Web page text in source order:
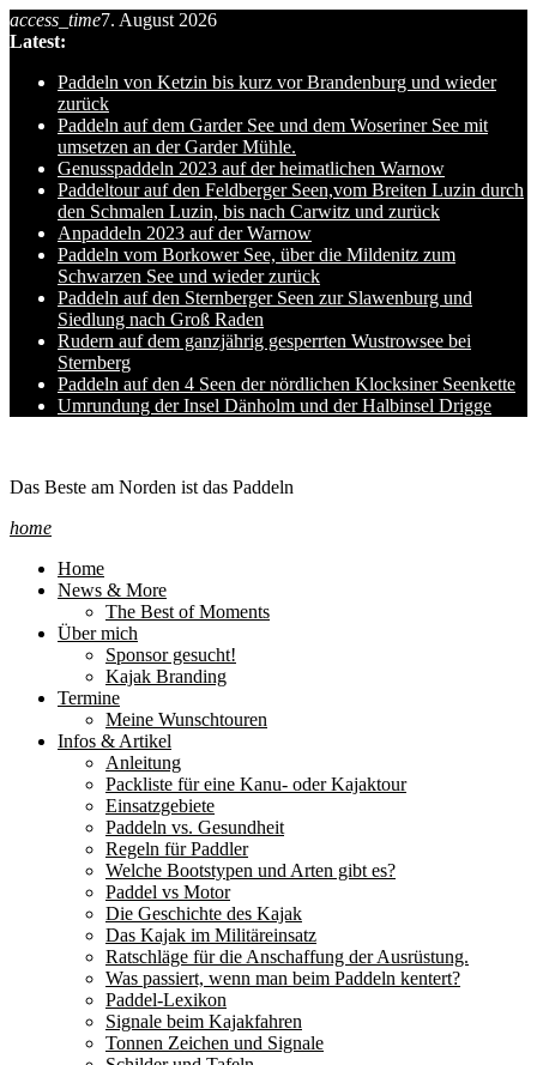
Skip
to
content
access_time7. August 2026
Latest:
Paddeln von Ketzin bis kurz vor Brandenburg und wieder
zurück
Paddeln auf dem Garder See und dem Woseriner See mit
umsetzen an der Garder Mühle.
Genusspaddeln 2023 auf der heimatlichen Warnow
Paddeltour auf den Feldberger Seen,vom Breiten Luzin durch
den Schmalen Luzin, bis nach Carwitz und zurück
Anpaddeln 2023 auf der Warnow
Paddeln vom Borkower See, über die Mildenitz zum
Schwarzen See und wieder zurück
Paddeln auf den Sternberger Seen zur Slawenburg und
Siedlung nach Groß Raden
Rudern auf dem ganzjährig gesperrten Wustrowsee bei
Sternberg
Paddeln auf den 4 Seen der nördlichen Klocksiner Seenkette
Umrundung der Insel Dänholm und der Halbinsel Drigge
Das Beste am Norden ist das Paddeln
home
Home
News & More
The Best of Moments
Über mich
Sponsor gesucht!
Kajak Branding
Termine
Meine Wunschtouren
Infos & Artikel
Anleitung
Packliste für eine Kanu- oder Kajaktour
Einsatzgebiete
Paddeln vs. Gesundheit
Regeln für Paddler
Welche Bootstypen und Arten gibt es?
Paddel vs Motor
Die Geschichte des Kajak
Das Kajak im Militäreinsatz
Ratschläge für die Anschaffung der Ausrüstung.
Was passiert, wenn man beim Paddeln kentert?
Paddel-Lexikon
Signale beim Kajakfahren
Tonnen Zeichen und Signale